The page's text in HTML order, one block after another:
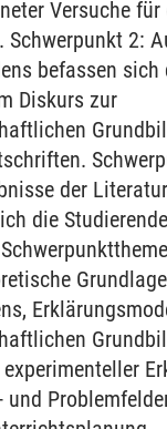
Versuche
Schwerpunkt 2:
befassen sich
Diskurs zur
der
die
und